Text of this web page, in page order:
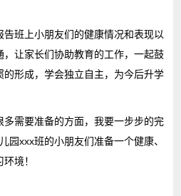
班上小朋友们的健康情况和表现以
让家长们协助教育的工作，一起鼓
形成，学会独立自主，为今后升学
需要准备的方面，我要一步步的完
园xxx班的小朋友们准备一个健康、
境！